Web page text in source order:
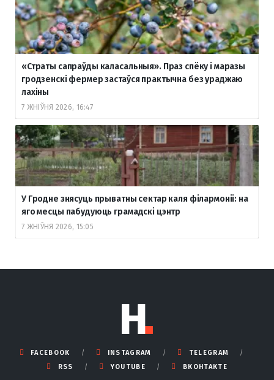
«Страты сапраўды каласальныя». Праз спёку і маразы
гродзенскі фермер застаўся практычна без ураджаю
лахіны
7 ЖНІЎНЯ 2026, 16:47
У Гродне знясуць прыватны сектар каля філармоніі: на
яго месцы пабудуюць грамадскі цэнтр
7 ЖНІЎНЯ 2026, 15:05
FACEBOOK INSTAGRAM
TELEGRAM
RSS
YOUTUBE ВКОНТАКТЕ